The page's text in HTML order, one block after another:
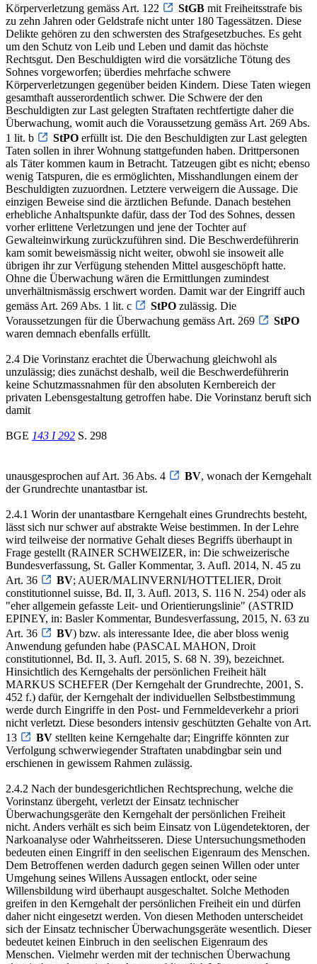
Körperverletzung gemäss Art. 122
StGB mit Freiheitsstrafe bis
zu zehn Jahren oder Geldstrafe nicht unter 180 Tagessätzen. Diese
Delikte gehören zu den schwersten des Strafgesetzbuches. Es geht
um den Schutz von Leib und Leben und damit das höchste
Rechtsgut. Den Beschuldigten wird die vorsätzliche Tötung des
Sohnes vorgeworfen; überdies mehrfache schwere
Körperverletzungen gegenüber beiden Kindern. Diese Taten wiegen
gesamthaft ausserordentlich schwer. Die Schwere der den
Beschuldigten zur Last gelegten Straftaten rechtfertigte daher die
Überwachung, womit auch die Voraussetzung gemäss Art. 269 Abs.
1 lit. b
StPO erfüllt ist. Die den Beschuldigten zur Last gelegten
Taten sollen in ihrer Wohnung stattgefunden haben. Drittpersonen
als Täter kommen kaum in Betracht. Tatzeugen gibt es nicht; ebenso
wenig Tatspuren, die es ermöglichten, Misshandlungen einem der
Beschuldigten zuzuordnen. Letztere verweigern die Aussage. Die
einzigen Beweise sind die ärztlichen Befunde. Danach bestehen
erhebliche Anhaltspunkte dafür, dass der Tod des Sohnes, dessen
vorher erlittene Verletzungen und jene der Tochter auf
Gewalteinwirkung zurückzuführen sind. Die Beschwerdeführerin
kam somit beweismässig nicht weiter, obwohl sie insoweit alle
übrigen ihr zur Verfügung stehenden Mittel ausgeschöpft hatte.
Ohne die Überwachung wären die Ermittlungen zumindest
unverhältnismässig erschwert worden. Damit war der Eingriff auch
gemäss Art. 269 Abs. 1 lit. c
StPO zulässig. Die
Voraussetzungen für die Überwachung gemäss Art. 269
StPO
waren demnach ebenfalls erfüllt.
2.4 Die Vorinstanz erachtet die Überwachung gleichwohl als
unzulässig; dies zunächst deshalb, weil die Beschwerdeführerin
keine Schutzmassnahmen für den absoluten Kernbereich der
privaten Lebensgestaltung getroffen habe. Die Vorinstanz beruft sich
damit
BGE 143 I 292 S. 298
unausgesprochen auf Art. 36 Abs. 4 BV, wonach der Kerngehalt
der Grundrechte unantastbar ist.
2.4.1 Worin der unantastbare Kerngehalt eines Grundrechts besteht,
lässt sich nur schwer auf abstrakte Weise bestimmen. In der Lehre
wird teilweise der normative Gehalt dieses Begriffs überhaupt in
Frage gestellt (RAINER SCHWEIZER, in: Die schweizerische
Bundesverfassung, St. Galler Kommentar, 3. Aufl. 2014, N. 45 zu
Art. 36
BV; AUER/MALINVERNI/HOTTELIER, Droit
constitutionnel suisse, Bd. II, 3. Aufl. 2013, S. 116 N. 254) oder als
"eher allgemein gefasste Leit- und Orientierungslinie" (ASTRID
EPINEY, in: Basler Kommentar, Bundesverfassung, 2015, N. 63 zu
Art. 36
BV) bzw. als interessante Idee, die aber bloss wenig
Anwendung gefunden habe (PASCAL MAHON, Droit
constitutionnel, Bd. II, 3. Aufl. 2015, S. 68 N. 39), bezeichnet.
Hinsichtlich des Kerngehalts der persönlichen Freiheit hält
MARKUS SCHEFER (Der Kerngehalt der Grundrechte, 2001, S.
452 f.) dafür, der Kerngehalt der individuellen Selbstbestimmung
werde durch Eingriffe in den Post- und Fernmeldeverkehr a priori
nicht verletzt. Diese besonders intensiv geschützten Gehalte von Art.
13
BV stellten keine Kerngehalte dar; Eingriffe könnten zur
Verfolgung schwerwiegender Straftaten unabdingbar sein und
erschienen in gewissem Rahmen zulässig.
2.4.2 Nach der bundesgerichtlichen Rechtsprechung, welche die
Vorinstanz übergeht, verletzt der Einsatz technischer
Überwachungsgeräte den Kerngehalt der persönlichen Freiheit
nicht. Anders verhält es sich beim Einsatz von Lügendetektoren, der
Narkoanalyse oder Wahrheitsseren. Diese Untersuchungsmethoden
bedeuten einen Eingriff in den seelischen Eigenraum des Menschen.
Dem Betroffenen werden dadurch gegen seinen Willen oder unter
Umgehung seines Willens Aussagen entlockt, oder seine
Willensbildung wird überhaupt ausgeschaltet. Solche Methoden
greifen in den Kerngehalt der persönlichen Freiheit ein und dürfen
daher nicht eingesetzt werden. Von diesen Methoden unterscheidet
sich der Einsatz technischer Überwachungsgeräte wesentlich. Dieser
bedeutet keinen Einbruch in den seelischen Eigenraum des
Menschen. Vielmehr werden mit der technischen Überwachung